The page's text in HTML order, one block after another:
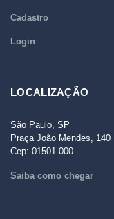
Cadastro
Login
LOCALIZAÇÃO
São Paulo, SP
Praça João Mendes, 140
Cep: 01501-000
Saiba como chegar